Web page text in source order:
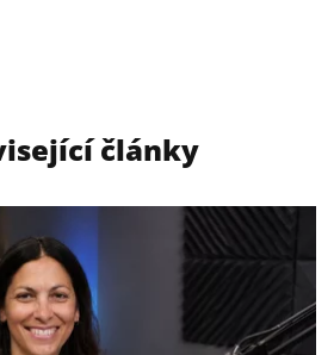
články